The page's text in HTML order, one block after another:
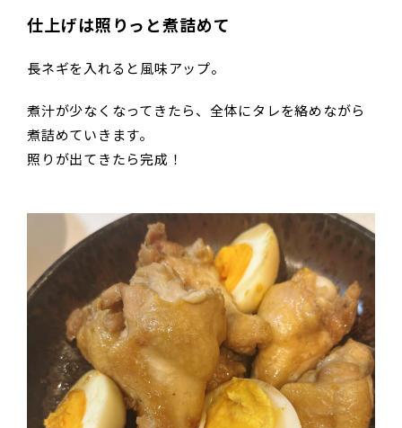
仕上げは照りっと煮詰めて
長ネギを入れると風味アップ。
煮汁が少なくなってきたら、全体にタレを絡めながら
煮詰めていきます。
照りが出てきたら完成！